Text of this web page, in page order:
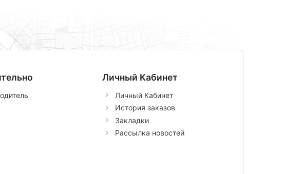
Личный Кабинет
Личный Кабинет
История заказов
Закладки
Рассылка новостей